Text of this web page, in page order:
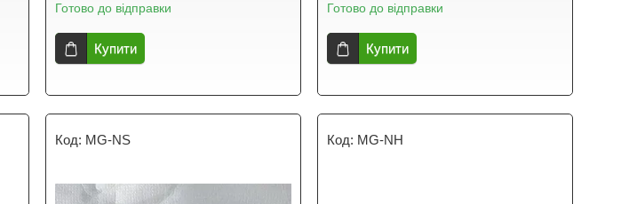
Готово до відправки
Купити
Готово до відправки
Купити
MG-NS MG-NH